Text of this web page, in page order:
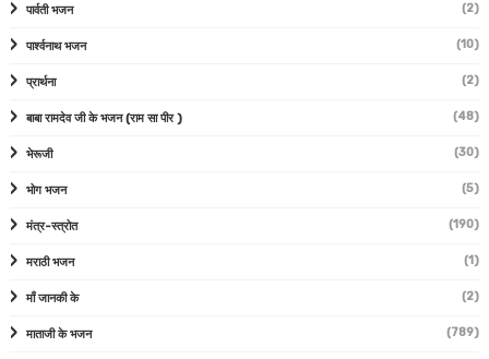
पार्वती भजन (2)
पार्श्वनाथ भजन (10)
प्रार्थना (2)
बाबा रामदेव जी के भजन (राम सा पीर ) (48)
भेरूजी (30)
भोग भजन (5)
मंत्र-स्त्रोत (190)
मराठी भजन (1)
माँ जानकी के (2)
माताजी के भजन (789)